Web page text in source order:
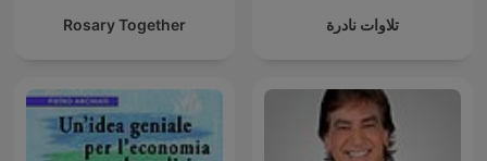
Rosary Together تلاوات نادرة